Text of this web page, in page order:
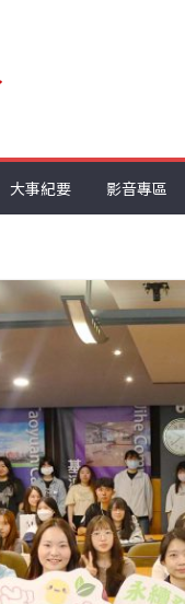
大事紀要 影音專區